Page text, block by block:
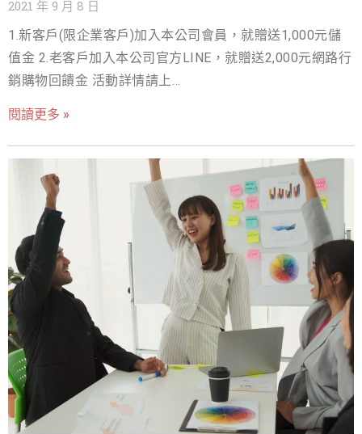
越知名越多粉絲追蹤的KOL，不過像前面提的，KOL與主流
媒體相對，遍地開花小山頭林立，主題非常多元，各自有不
同的觀眾，我們要了解到，並不是所有的K
2021 年 9 月 8 日
1.新客戶(限企業客戶)加入本公司會員，就贈送1,000元儲
值金 2.老客戶加入本公司官方LINE，就贈送2,000元網路行
銷購物回饋金 活動詳情請上
對公司各項服務，提供優惠方案讓客戶獲得最大的利益 ! 1.
網頁設計優惠方案 2.SSL優惠方案 3.戰國策客戶續約好禮
4.戰國策老客戶專屬優惠好禮活動 5.換家優惠方案 6.虛擬主
機服務優惠 7.雲主機及VPS主機服務優惠 8.網路行銷優惠
9.網軍行銷優惠 10.網址註冊服務優惠 11.電子商務服務優
惠 戰國策優惠行銷活動專區請上網
https://www.nss.com.tw/poevent/ 戰國策不只是賣主
機，更幫你搶商機 1.免費贈送藍新網路金流(免年費，各項
條件優於自行申請) 2.免費刊登台灣我的商家情報網(增加
SEO外連及網站曝光度) 3.線上客服系統(主機買三年免費安
裝，增加SEO外連及曝光度) 4.免費提供網站行銷教戰線上
手冊(21頁) 5.網路行銷顧問(限企業客戶，免費提供3小時線
上諮詢) 6.免費贈送中文化Rank Math SEO PRO外掛及基本
設定(價值11500元，買戰國策WordPress商務型主機+加購
閱讀更多 »